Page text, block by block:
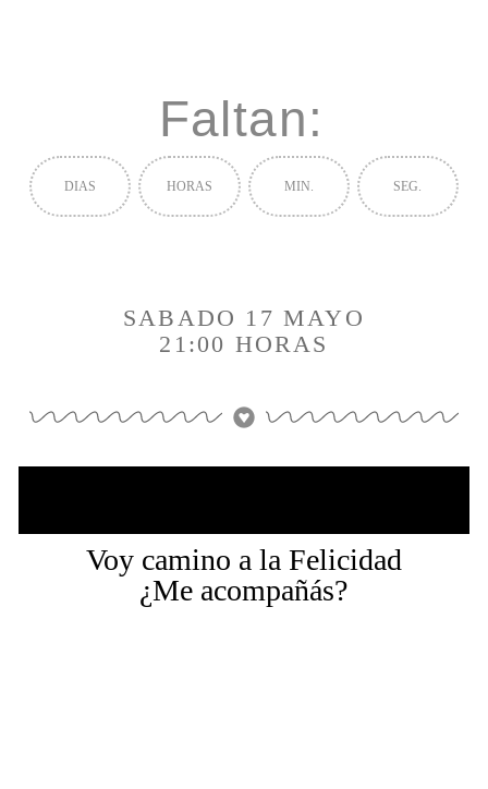
Faltan:
DIAS HORAS MIN. SEG.
SABADO 17 MAYO
21:00 HORAS
Voy camino a la Felicidad
¿Me acompañás?